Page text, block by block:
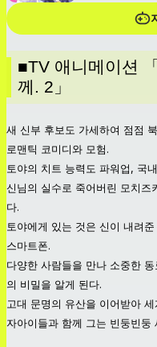
■TV 애니메이션
께. 2」
새 신부 후보도 가세하여 점점
로맨틱 코미디와 모험.
토야의 치트 능력도 파워업, 국
신님의 실수로 죽어버린 모치
다.
토야에게 있는 것은 신이 내려
스마트폰.
다양한 사람들을 만나 소중한
의 비밀을 알게 된다.
고대 문명의 유산을 이어받아
자아이들과 함께 그는 빈둥빈둥